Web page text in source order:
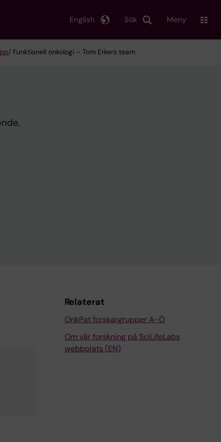
Sök
English Meny
/ Funktionell onkologi – Tom Erkers team
Relaterat
OnkPat forskargrupper A-Ö
Om vår forskning på SciLifeLabs
webbplats (EN)